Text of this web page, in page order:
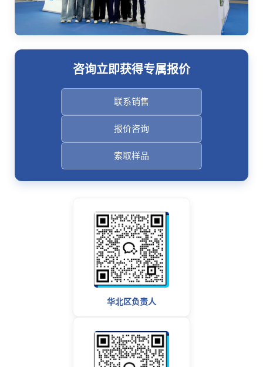
咨询立即获得专属报价
联系销售
报价咨询
索取样品
华北区负责人